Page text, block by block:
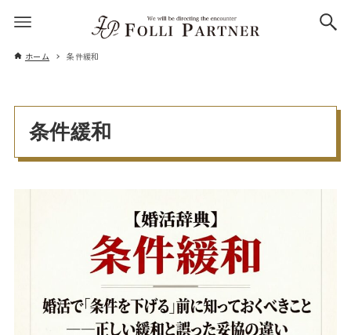
ホーム 条件緩和
条件緩和